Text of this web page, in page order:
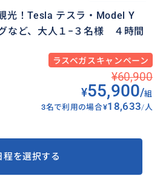
！Tesla テスラ・Model Y
など、大人１−３名様 ４時間
ラスベガスキャンペーン
¥60,900
¥55,900/組
3名で利用の場合¥18,633/人
程を選択する